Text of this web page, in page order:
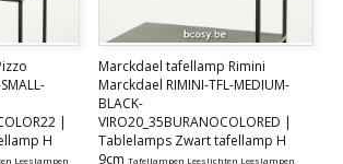
|
H
Leeslampen
Marckdael tafellamp Rimini
Marckdael RIMINI-TFL-MEDIUM-
BLACK-
VIRO20_35BURANOCOLORED |
Tablelamps Zwart tafellamp H
9cm Tafellampen Leeslichten Leeslampen